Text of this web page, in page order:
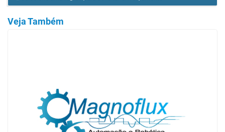
Veja Também